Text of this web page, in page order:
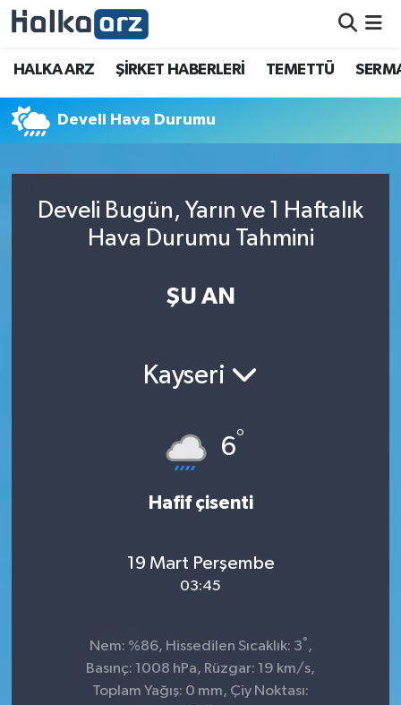
HALKA ARZ ŞİRKET HABERLERİ TEMETTÜ
Develi Hava Durumu
Develi Bugün, Yarın ve 1 Haftalık
Hava Durumu Tahmini
ŞU AN
Kayseri
6°
Hafif çisenti
19 Mart Perşembe
03:45
Nem: %86, Hissedilen Sıcaklık: 3°,
Basınç: 1008 hPa, Rüzgar: 19 km/s,
Toplam Yağış: 0 mm, Çiy Noktası:
HALKA ARZ
SERMAYE ARTIRIMI
TEMETTÜ
İletişim